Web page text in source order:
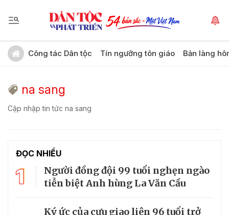
Công tác Dân tộc Tín ngưỡng tôn giáo Bản làng
na sang
Cập nhập tin tức na sang
ĐỌC NHIỀU
1
Người đồng đội 99 tuổi nghẹn ngào
tiễn biệt Anh hùng La Văn Cầu
Ký ức của cựu giao liên 96 tuổi trở